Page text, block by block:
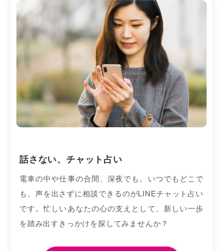
話さない、チャット占い
電車の中や仕事の合間、深夜でも。いつでもどこで
も、声を出さずに相談できるのがLINEチャット占い
です。忙しいあなたの心の支えとして、新しい一歩
を踏み出すきっかけを探してみませんか？